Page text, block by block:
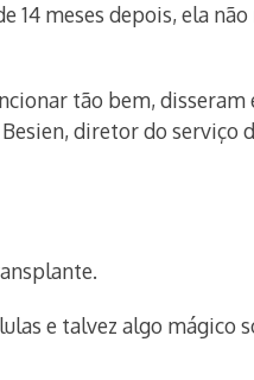
meses depois, ela
tão bem, disseram
diretor do
e talvez algo mágico